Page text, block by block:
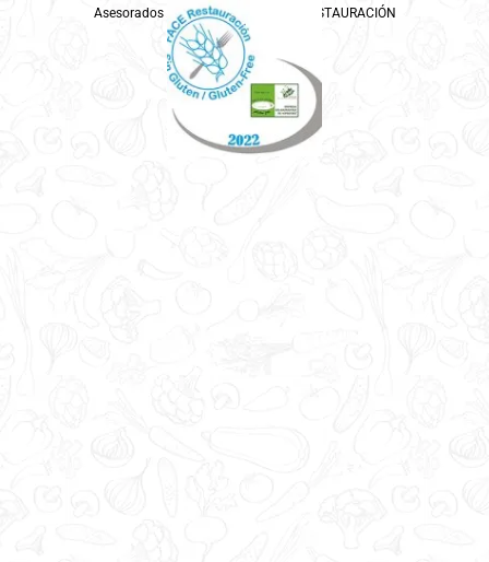
Asesorados por ASPROCESE-FACE RESTAURACIÓN